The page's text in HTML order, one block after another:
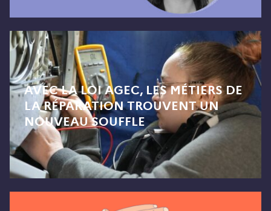
AVEC LA LOI AGEC, LES MÉTIERS DE
LA RÉPARATION TROUVENT UN
NOUVEAU SOUFFLE